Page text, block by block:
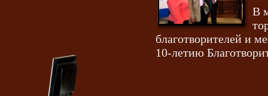
В
благотворителей и
10-летию